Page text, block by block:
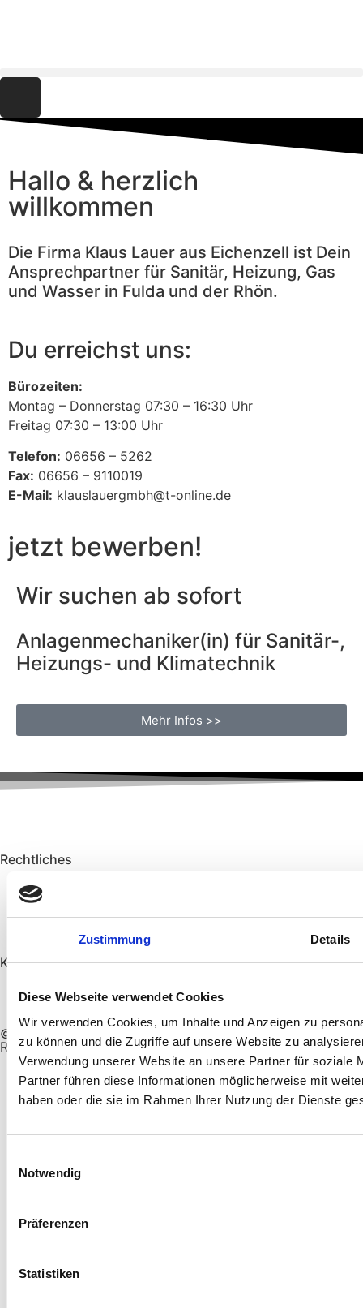
Zustimmung Details
Diese Webseite verwendet Cookies
Wir verwenden Cookies, um Inhalte und Anzeigen zu
zu können und die Zugriffe auf unsere Website zu
Verwendung unserer Website an unsere Partner für soziale
Partner führen diese Informationen möglicherweise mit
haben oder die sie im Rahmen Ihrer Nutzung der Dienste
Notwendig
Präferenzen
Statistiken
Hallo & herzlich
willkommen
Die Firma Klaus Lauer aus Eichenzell ist Dein
Ansprechpartner für Sanitär, Heizung, Gas
und Wasser in Fulda und der Rhön.
Du erreichst uns:
Bürozeiten:
Montag – Donnerstag 07:30 – 16:30 Uhr
Freitag 07:30 – 13:00 Uhr
Telefon: 06656 – 5262
Fax: 06656 – 9110019
E-Mail: klauslauergmbh@t-online.de
jetzt bewerben!
Wir suchen ab sofort
Anlagenmechaniker(in) für Sanitär-,
Heizungs- und Klimatechnik
Mehr Infos >>
Rechtliches
Impressum
Datenschutz
Kontakt
06656 - 5262
© All Rights Reserved. Powered by Die Heimatmacher |
RhönTravel | RHÖNER HEIMAT